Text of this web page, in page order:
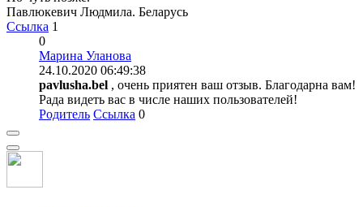
Павлюкевич Людмила. Беларусь
Ссылка 1
Марина Уланова
24.10.2020 06:49:38
pavlusha.bel , очень приятен ваш отзыв. Благодарна вам!
Рада видеть вас в числе наших пользователей!
Родитель Ссылка 0